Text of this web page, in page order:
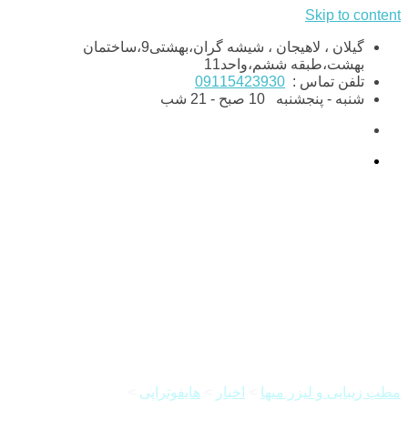
Skip to content
گیلان ، لاهیجان ، شیشه گران،بهشتی9،ساختمان
بهشت،طبقه ششم،واحد11
تلفن تماس : 09115423930
شنبه - پنجشنبه
مطب زیبایی و لیزر میها اخبار هایفوتراپی